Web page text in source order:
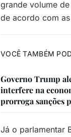
grande volume
de acordo com
VOCÊ TAMBÉM
Governo Trump
interfere na
prorroga sanções
Já o parlamentar